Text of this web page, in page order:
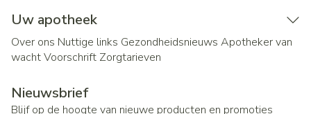
Uw apotheek
Over ons Nuttige links Gezondheidsnieuws Apotheker van
wachtVoorschrift Zorgtarieven
Nieuwsbrief
Blijf op de hoogte van nieuwe producten en promoties